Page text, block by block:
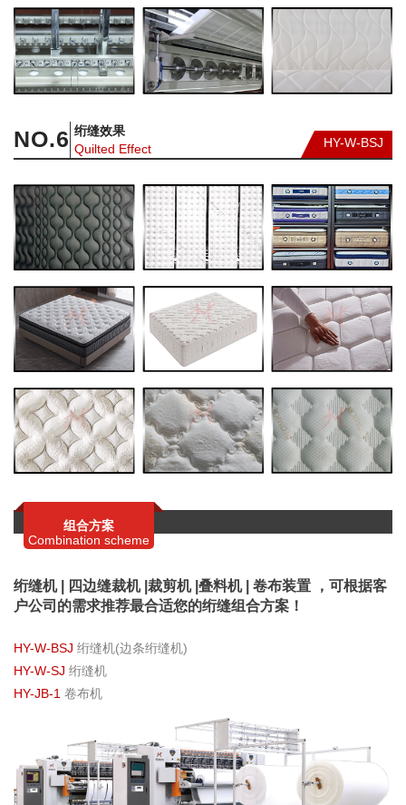
NO.6 绗缝效果
Quilted Effect
HY-W-BSJ
组合方案
Combination scheme
绗缝机 | 四边缝裁机 |裁剪机 |叠料机 | 卷布装置 ，可根据客
户公司的需求推荐最合适您的绗缝组合方案！
HY-W-BSJ 绗缝机(边条绗缝机)
HY-W-SJ 绗缝机
HY-JB-1 卷布机